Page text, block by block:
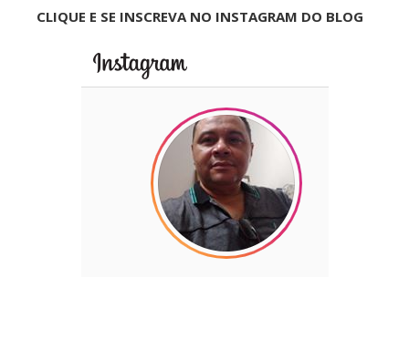
CLIQUE E SE INSCREVA NO INSTAGRAM DO BLOG